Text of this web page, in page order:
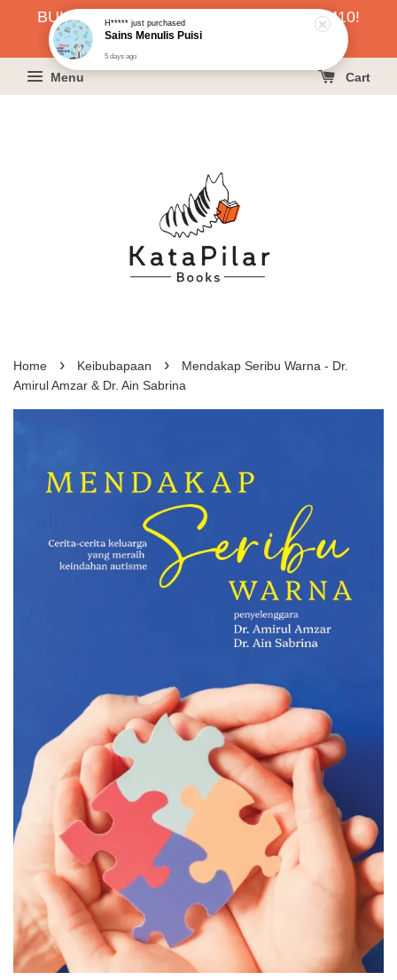
BUKU HARGA RAHMAH SERENDAH RM10!
KLIK SINI UNTUK PESAN!
Menu Cart
Home › Keibubapaan ›
Mendakap Seribu Warna - Dr.
Amirul Amzar & Dr. Ain Sabrina
H*****just purchased
Sains Menulis Puisi
5 days ago